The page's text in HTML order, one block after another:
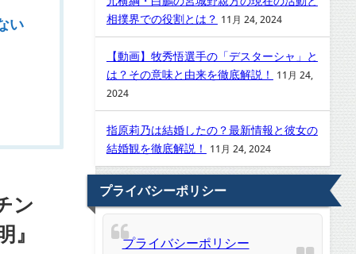
い
ン
相撲界での役割とは？ 11月 24, 2024
【動画】牧秀悟選手の「デスターシャ」と
は？その意味と由来を徹底解説！
11月 24,
2024
指原莉乃は結婚したの？最新情報と彼女の
結婚観を徹底解説！
11月 24, 2024
プライバシーポリシー
プライバシーポリシー